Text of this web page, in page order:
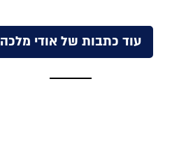
עוד כתבות של אודי מלכה